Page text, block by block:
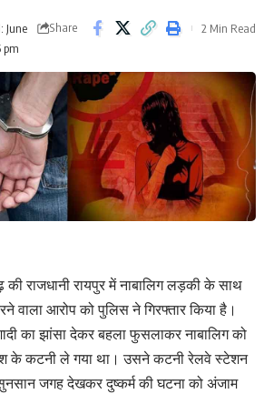
June
pm
Share 2 Min Read
की राजधानी रायपुर में नाबालिग लड़की के साथ
वाला आरोप को पुलिस ने गिरफ्तार किया है।
का झांसा देकर बहला फुसलाकर नाबालिग को
के कटनी ले गया था। उसने कटनी रेलवे स्टेशन
जगह देखकर दुष्कर्म की घटना को अंजाम